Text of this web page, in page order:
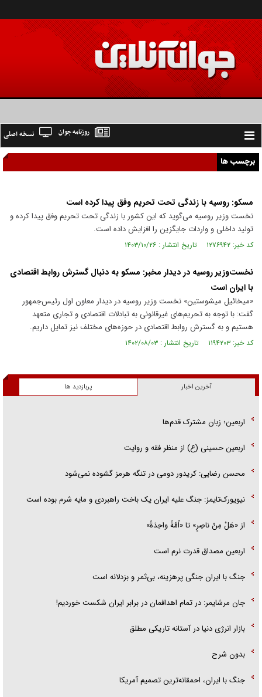
Toggle
navigation
نسخه اصلی روزنامه جوان
برچسب ها
مسکو: روسیه با زندگی تحت تحریم وفق پیدا کرده است
نخست وزیر روسیه می‌گوید که این کشور با زندگی تحت تحریم وفق پیدا کرده و
تولید داخلی و واردات جایگزین را افزایش داده است.
کد خبر: ۱۲۷۶۹۴۲ تاریخ انتشار : ۱۴۰۳/۱۰/۲۶
نخست‌وزیر روسیه در دیدار مخبر: مسکو به دنبال گسترش روابط اقتصادی
با ایران است
«میخائیل میشوستین» نخست وزیر روسیه در دیدار معاون اول رئیس‌جمهور
گفت: با توجه به تحریم‌های غیرقانونی به تبادلات اقتصادی و تجاری متعهد
هستیم و به گسترش روابط اقتصادی در حوزه‌های مختلف نیز تمایل داریم.
کد خبر: ۱۱۹۴۲۰۳ تاریخ انتشار : ۱۴۰۲/۰۸/۰۳
آخرین اخبار پربازدید ها
اربعین؛ زبان مشترک قدم‌ها
اربعین حسینی (ع) از منظر فقه و روایت
محسن رضایی: کریدور دومی در تنگه هرمز گشوده نمی‌شود
نیویورک‌تایمز: جنگ علیه ایران یک باخت راهبردی و مایه شرم بوده است
از «هَلْ مِنْ ناصِرٍ» تا «اُمَّةً واحِدَةً»
اربعین مصداق قدرت نرم است
جنگ با ایران جنگی پرهزینه، بی‌ثمر و بزدلانه است
جان مرشایمر: در تمام اهدافمان در برابر ایران شکست خوردیم!
بازار انرژی دنیا در آستانه تاریکی مطلق
بدون شرح
جنگ با ایران، احمقانه‌ترین تصمیم آمریکا